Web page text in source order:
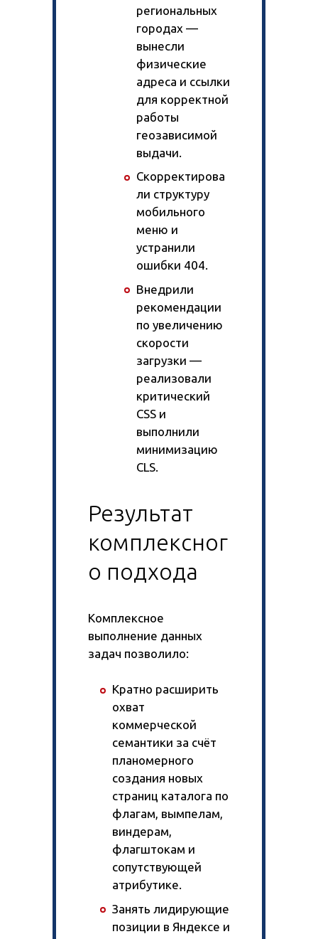
региональных
городах —
вынесли
физические
адреса и ссылки
для корректной
работы
геозависимой
выдачи.
Скорректирова
ли структуру
мобильного
меню и
устранили
ошибки 404.
Внедрили
рекомендации
по увеличению
скорости
загрузки —
реализовали
критический
CSS и
выполнили
минимизацию
CLS.
Результат
комплексног
о подхода
Комплексное
выполнение данных
задач позволило:
Кратно расширить
охват
коммерческой
семантики за счёт
планомерного
создания новых
страниц каталога по
флагам, вымпелам,
виндерам,
флагштокам и
сопутствующей
атрибутике.
Занять лидирующие
позиции в Яндексе и